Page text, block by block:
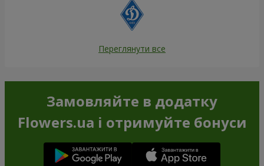
Переглянути все
Замовляйте в додатку
Flowers.ua і отримуйте бонуси